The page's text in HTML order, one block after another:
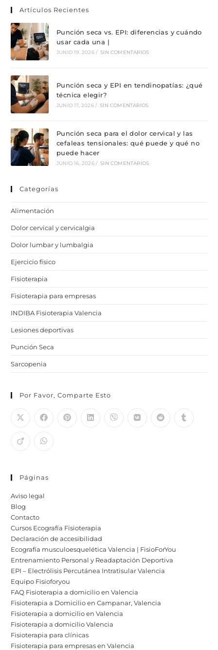
Artículos Recientes
Punción seca vs. EPI: diferencias y cuándo
usar cada una |
JUNIO 19, 2026 / SIN COMENTARIOS
Punción seca y EPI en tendinopatías: ¿qué
técnica elegir?
JUNIO 17, 2026 / SIN COMENTARIOS
Punción seca para el dolor cervical y las
cefaleas tensionales: qué puede y qué no
puede hacer
JUNIO 16, 2026 / SIN COMENTARIOS
Categorías
Alimentación
Dolor cervical y cervicalgia
Dolor lumbar y lumbalgia
Ejercicio físico
Fisioterapia
Fisioterapia para empresas
INDIBA Fisioterapia Valencia
Lesiones deportivas
Punción Seca
Sarcopenia
Por Favor, Comparte Esto
Páginas
Aviso legal
Blog
Contacto
Cursos Ecografía Fisioterapia
Declaración de accesibilidad
Ecografía musculoesquelética Valencia | FisioForYou
Entrenamiento Personal y Readaptación Deportiva
EPI – Electrólisis Percutánea Intratisular Valencia
Equipo Fisioforyou
FAQ Fisioterapia a domicilio en Valencia
Fisioterapia a Domicilio en Campanar, Valencia
Fisioterapia a domicilio en Valencia
Fisioterapia a domicilio Valencia
Fisioterapia para clínicas
Fisioterapia para empresas en Valencia